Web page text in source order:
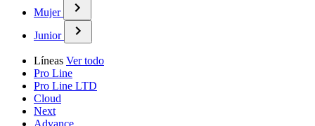
Mujer
Junior
Líneas Ver todo
Pro Line
Pro Line LTD
Cloud
Next